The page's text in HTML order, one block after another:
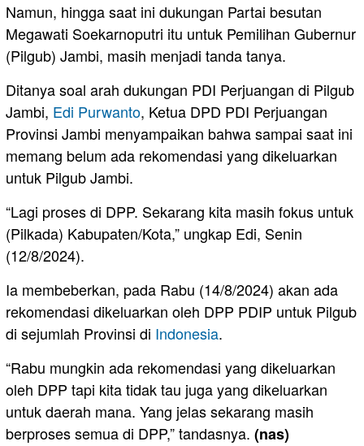
Namun, hingga saat ini dukungan Partai besutan
Megawati Soekarnoputri itu untuk Pemilihan Gubernur
(Pilgub) Jambi, masih menjadi tanda tanya.
Ditanya soal arah dukungan PDI Perjuangan di Pilgub
Jambi, Edi Purwanto, Ketua DPD PDI Perjuangan
Provinsi Jambi menyampaikan bahwa sampai saat ini
memang belum ada rekomendasi yang dikeluarkan
untuk Pilgub Jambi.
“Lagi proses di DPP. Sekarang kita masih fokus untuk
(Pilkada) Kabupaten/Kota,” ungkap Edi, Senin
(12/8/2024).
Ia membeberkan, pada Rabu (14/8/2024) akan ada
rekomendasi dikeluarkan oleh DPP PDIP untuk Pilgub
di sejumlah Provinsi di Indonesia.
“Rabu mungkin ada rekomendasi yang dikeluarkan
oleh DPP tapi kita tidak tau juga yang dikeluarkan
untuk daerah mana. Yang jelas sekarang masih
berproses semua di DPP,” tandasnya. (nas)